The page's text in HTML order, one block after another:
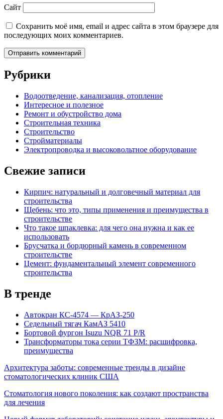
Сайт
Сохранить моё имя, email и адрес сайта в этом браузере для
последующих моих комментариев.
Рубрики
Водоотведение, канализация, отопление
Интересное и полезное
Ремонт и обустройство дома
Строительная техника
Строительство
Стройматериалы
Электропроводка и высоковольтное оборудование
Свежие записи
Кирпич: натуральный и долговечный материал для
строительства
Щебень: что это, типы применения и преимущества в
строительстве
Что такое шпаклевка: для чего она нужна и как ее
использовать
Брусчатка и бордюрный камень в современном
строительстве
Цемент: фундаментальный элемент современного
строительства
В тренде
Автокран КС-4574 — КрАЗ-250
Седельный тягач КамАЗ 5410
Бортовой фургон Isuzu NQR 71 P/R
Трансформаторы тока серии ТФЗМ: расшифровка,
преимущества
Архитектура заботы: современные тренды в дизайне
стоматологических клиник США
Стоматология нового поколения: как создают пространства
для лечения